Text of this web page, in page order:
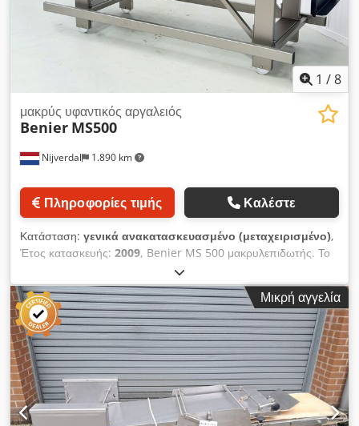
1 /8
Nijverdal 1.890 km
μακρύς υφαντικός αργαλειός
Benier MS500
Πληροφορίες τιμής Καλέστε
Κατάσταση: γενικά ανακατασκευασμένο (μεταχειρισμένο),
Έτος κατασκευής: 2009, Benier MS 500 μακρυλεπιδωτής. Το
σύστημα MS500 έχει σχεδιαστεί ειδικά για ζύμες που απαιτούν
εξαέρωση για να επιτευχθεί λεπτόπορη ψίχα. Για το σκοπό
αυτό, χρησιμοποιείται η μοναδική αρχή κυλίνδρων Benier. Η
λωρίδα ζύμης παραμένει σε κεντρική θέση, συρρικνώνεται
ελάχιστα και είναι ελαστική όταν εξέρχεται από τον κύλινδρο.
Ένα ελατήριο ελέγχει το τεφλονίνο πιεστικό ρολό, μειώνοντας
το πάχος της ραφής και εξασφαλίζοντας μια ομαλή,
ευθυγραμμισμένη μετάβαση. Χοάνη τροφοδοσίας με επικάλυψη
τεφλόν για κεντράρισμα των τεμαχίων ζύμης Dcsdpfx Aszfld
Nsh Eek Δικτυωτό τύλιγμα από ανοξείδωτο χάλυβα μεταξύ της
Μικρή αγγελία